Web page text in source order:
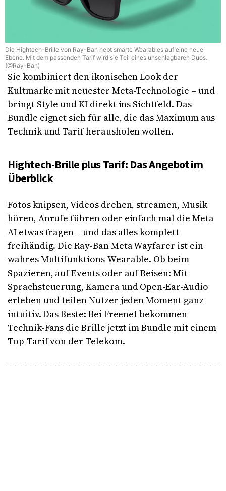
Die Hightech-Brille von Ray-Ban hebt smarte Wearables auf eine neue
Ebene. Mit dem passenden Tarif wird sie Teil eines unschlagbaren Duos.
(@Ray-Ban)
Sie kombiniert den ikonischen Look der
Kultmarke mit neuester Meta-Technologie – und
bringt Style und KI direkt ins Sichtfeld. Das
Bundle eignet sich für alle, die das Maximum aus
Technik und Tarif herausholen wollen.
Hightech-Brille plus Tarif: Das Angebot im
Überblick
Fotos knipsen, Videos drehen, streamen, Musik
hören, Anrufe führen oder einfach mal die Meta
AI etwas fragen – und das alles komplett
freihändig. Die Ray-Ban Meta Wayfarer ist ein
wahres Multifunktions-Wearable. Ob beim
Spazieren, auf Events oder auf Reisen: Mit
Sprachsteuerung, Kamera und Open-Ear-Audio
erleben und teilen Nutzer jeden Moment ganz
intuitiv. Das Beste: Bei Freenet bekommen
Technik-Fans die Brille jetzt im Bundle mit einem
Top-Tarif von der Telekom.